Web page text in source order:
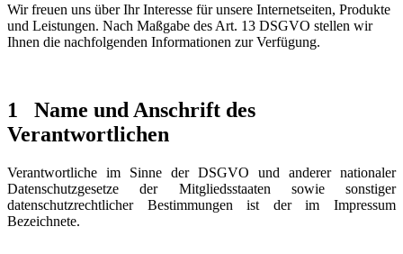
Wir freuen uns über Ihr Interesse für unsere Internetseiten, Produkte
und Leistungen. Nach Maßgabe des Art. 13 DSGVO stellen wir
Ihnen die nachfolgenden Informationen zur Verfügung.
1
Name und Anschrift des
Verantwortlichen
Verantwortliche im Sinne der DSGVO und anderer nationaler
Datenschutzgesetze der Mitgliedsstaaten sowie sonstiger
datenschutzrechtlicher Bestimmungen ist der im Impressum
Bezeichnete.